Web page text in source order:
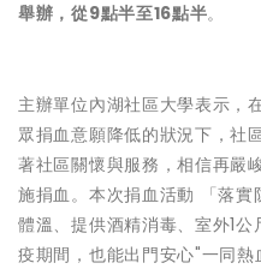
舉辦，從9點半至16點半。
主辦單位內湖社區大學表示，
眾捐血意願降低的狀況下，社
著社區關懷與服務，相信再嚴
施捐血。本次捐血活動 「落
體溫、提供酒精消毒、室外1
疫期間，也能出門安心"一同熱